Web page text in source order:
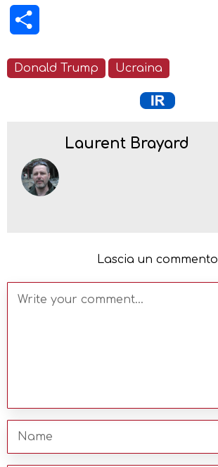
Donald Trump Ucraina
Laurent Brayard
Lascia un commento